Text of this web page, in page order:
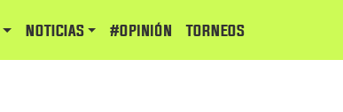
NOTICIAS #Opinión TORNEOS